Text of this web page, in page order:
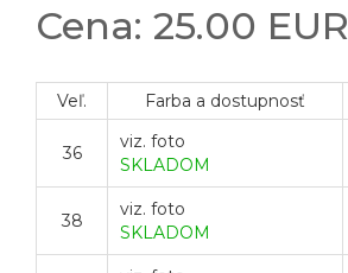
Cena: 25.00 EUR
Veľ. Farba a dostupnosť
36
viz. foto
SKLADOM
38
viz. foto
SKLADOM